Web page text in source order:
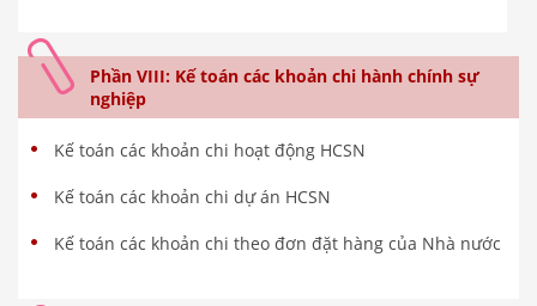
Phần VIII: Kế toán các khoản chi hành chính sự
nghiệp
Kế toán các khoản chi hoạt động HCSN
Kế toán các khoản chi dự án HCSN
Kế toán các khoản chi theo đơn đặt hàng của Nhà nước